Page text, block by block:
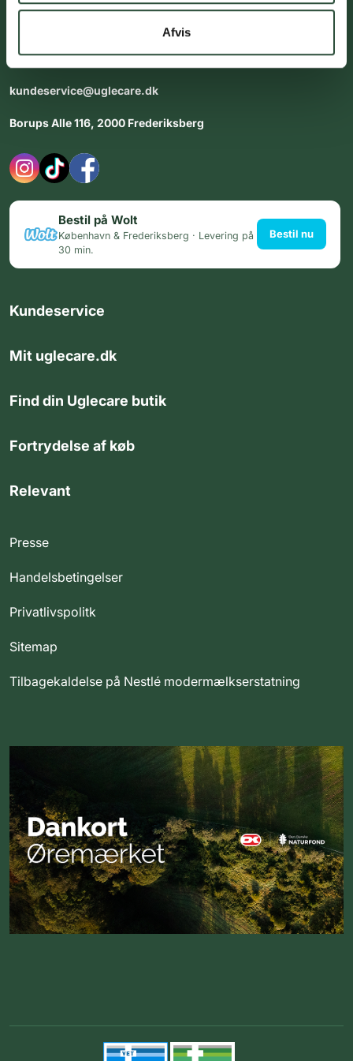
Afvis
dig med personlig rådgiving - alle dage.
Åbningstider i butikken:Alle dage 8:00 - 22:00
kundeservice@uglecare.dk
Borups Alle 116, 2000 Frederiksberg
Bestil på Wolt
København & Frederiksberg · Levering på
30 min.
Bestil nu
Kundeservice
Mit uglecare.dk
Find din Uglecare butik
Fortrydelse af køb
Relevant
Presse
Handelsbetingelser
Privatlivspolitk
Sitemap
Tilbagekaldelse på Nestlé modermælkserstatning